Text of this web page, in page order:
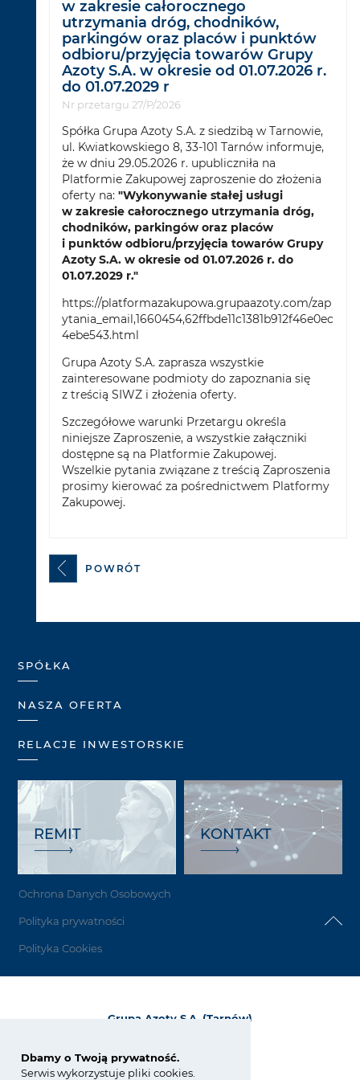
Dbamy o Twoją prywatność.
Serwis wykorzystuje pliki cookies.
w zakresie całorocznego
utrzymania dróg, chodników,
parkingów oraz placów i punktów
odbioru/przyjęcia towarów Grupy
Azoty S.A. w okresie od 01.07.2026 r.
do 01.07.2029 r
Nr przetargu 27/P/2026
Spółka Grupa Azoty S.A. z siedzibą w Tarnowie,
ul. Kwiatkowskiego 8, 33-101 Tarnów informuje,
że w dniu 29.05.2026 r. upubliczniła na
Platformie Zakupowej zaproszenie do złożenia
oferty na:"Wykonywanie stałej usługi
w zakresie całorocznego utrzymania dróg,
chodników, parkingów oraz placów
i punktów odbioru/przyjęcia towarów Grupy
Azoty S.A. w okresie od 01.07.2026 r. do
01.07.2029 r."
https://platformazakupowa.grupaazoty.com/zap
ytania_email,1660454,62ffbde11c1381b912f46e0ec
4ebe543.html
Grupa Azoty S.A. zaprasza wszystkie
zainteresowane podmioty do zapoznania się
z treścią SIWZ i złożenia oferty.
Szczegółowe warunki Przetargu określa
niniejsze Zaproszenie, a wszystkie załączniki
dostępne są na Platformie Zakupowej.
Wszelkie pytania związane z treścią Zaproszenia
prosimy kierować za pośrednictwem Platformy
Zakupowej.
POWRÓT
SPÓŁKA
NASZA OFERTA
RELACJE INWESTORSKIE
REMIT KONTAKT
Ochrona Danych Osobowych
Polityka prywatności
Polityka Cookies
Grupa Azoty S.A. (Tarnów)
33-101 Tarnów, Polska